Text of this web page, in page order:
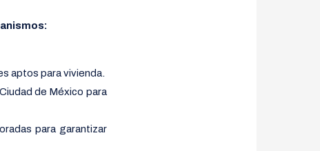
aptos para vivienda.
de México para
para garantizar